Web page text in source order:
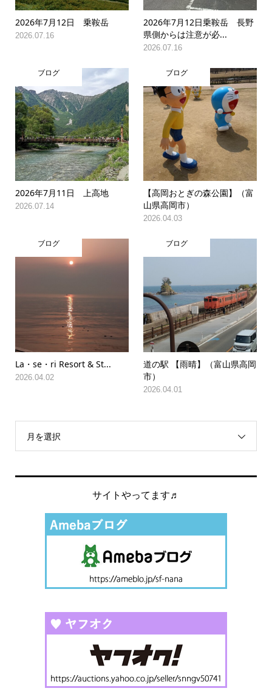
2026年7月12日 乗鞍岳
2026.07.16
2026年7月12日乗鞍岳 長野
県側からは注意が必...
2026.07.16
ブログ
2026年7月11日 上高地
2026.07.14
ブログ
【高岡おとぎの森公園】（富
山県高岡市）
2026.04.03
ブログ
La・se・ri Resort & St...
2026.04.02
ブログ
道の駅 【雨晴】（富山県高岡
市）
2026.04.01
月を選択
サイトやってます♬